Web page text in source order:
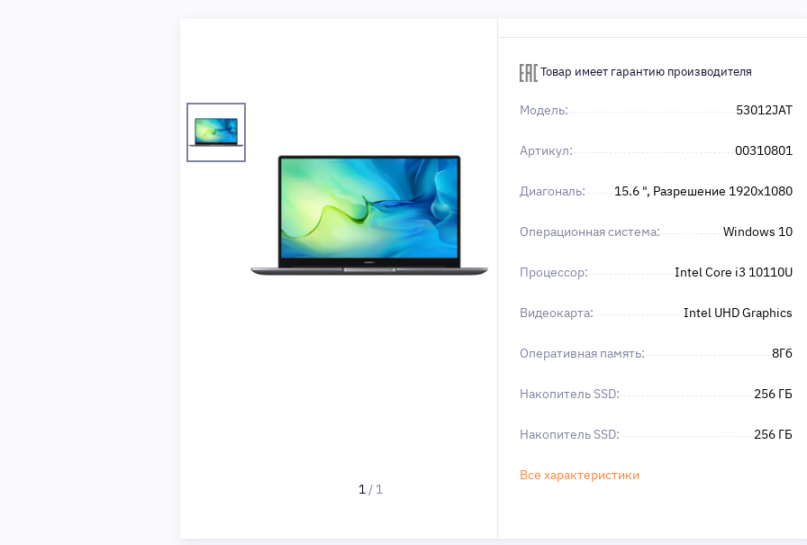
1 / 1
Товар имеет гарантию производителя
Модель: 53012JAT
Артикул: 00310801
Диагональ: 15.6 ", Разрешение 1920x1080
Операционная система: Windows 10
Процессор: Intel Core i3 10110U
Видеокарта: Intel UHD Graphics
Оперативная память: 8Гб
Накопитель SSD: 256 ГБ
Накопитель SSD: 256 ГБ
Все характеристики